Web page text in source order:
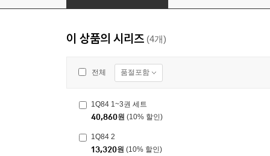
이 상품의 시리즈 (4개)
전체 품절포함
1Q84 1~3권 세트
40,860원 (10% 할인)
1Q84 2
13,320원 (10% 할인)